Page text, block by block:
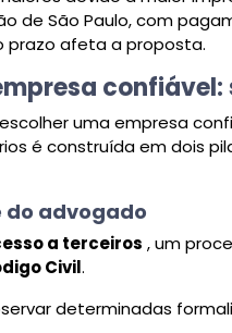
de São Paulo, com
prazo afeta a proposta.
confiável:
uma empresa
é construída em dois
do advogado
a terceiros , um
Civil.
determinadas